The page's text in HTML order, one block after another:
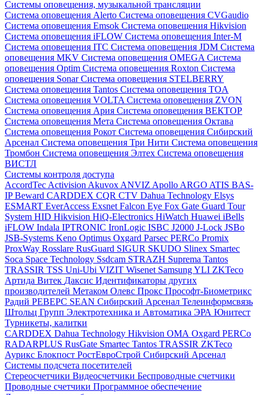
Системы оповещения, музыкальной трансляции
Система оповещения Alerto Система оповещения CVGaudio
Система оповещения Emsok Система оповещения Hikvision
Система оповещения iFLOW Система оповещения Inter-M
Система оповещения ITC Система оповещения JDM Система
оповещения MKV Система оповещения OMEGA Система
оповещения Optim Система оповещения Roxton Система
оповещения SonarСистема оповещения STELBERRY
Система оповещения Tantos Система оповещения TOA
Система оповещения VOLTA Система оповещения ZVON
Система оповещения Ария Система оповещения ВЕКТОР
Система оповещения Мета Система оповещения Октава
Система оповещения Рокот Система оповещения Сибирский
Арсенал Система оповещения Три Нити Система оповещения
Тромбон Система оповещения Элтех Система оповещения
ВИСТЛ
Системы контроля доступа
AccordTec Activision Akuvox ANVIZ Apollo ARGO ATIS BAS-
IPBeward CARDDEX CQR CTV Dahua Technology Elsys
ESMART EverAccess Exsnet Falcon Eye Fox Gate Guard Tour
System HID Hikvision HiQ-Electronics HiWatch Huawei iBells
iFLOW Indala IPTRONIC IronLogic ISBC J2000 J-Lock JSBo
JSB-Systems Keno Optimus Oxgard Parsec PERCo Promix
ProxWay Rosslare RusGuard SIGUR SKUDO Slinex Smartec
Soca Space Technology Ssdcam STRAZH Suprema Tantos
TRASSIR TSS Uni-Ubi VIZIT Wisenet SamsungYLI ZKTeco
Артида Витек Даксис Идентификаторы других
производителей Метаком Олевс Прокс Прософт-Биометрикс
Радий РЕВЕРС SEAN Сибирский Арсенал Телеинформсвязь
Штольц Групп Электротехника и Автоматика ЭРА Юнитест
Турникеты, калитки
CARDDEX Dahua Technology Hikvision ОМА Oxgard PERCo
RADARPLUS RusGate Smartec Tantos TRASSIR ZKTeco
Аурикс Блокпост РостЕвроСтрой Сибирский Арсенал
Системы подсчета посетителей
Стереосчетчики Видеосчетчики Беспроводные счетчики
Проводные счетчики Программное обеспечение